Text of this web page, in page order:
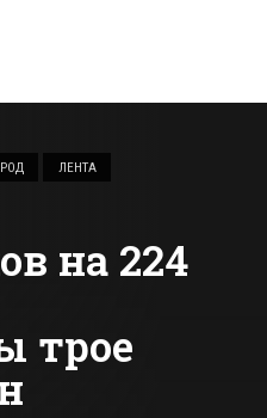
ЛЕНТА
на 224
трое